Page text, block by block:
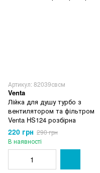
Артикул: 82039свсм
Venta
Лійка для душу турбо з
вентилятором та фільтром
Venta HS124 розбірна
220 грн 290 грн
В наявності